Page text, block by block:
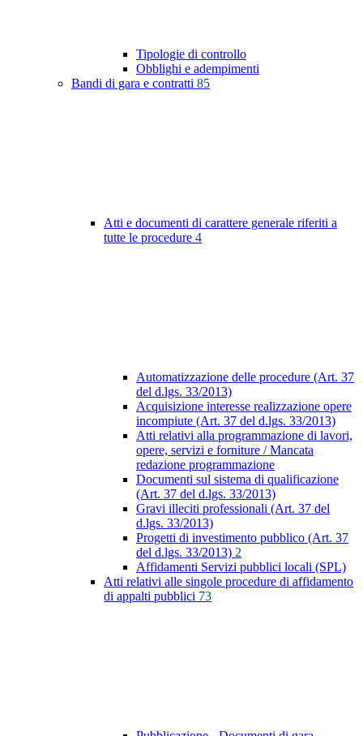
Tipologie di controllo
Obblighi e adempimenti
Bandi di gara e contratti 85
Atti e documenti di carattere generale riferiti a
tutte le procedure 4
Automatizzazione delle procedure (Art. 37
del d.lgs. 33/2013)
Acquisizione interesse realizzazione opere
incompiute (Art. 37 del d.lgs. 33/2013)
Atti relativi alla programmazione di lavori,
opere, servizi e forniture / Mancata
redazione programmazione
Documenti sul sistema di qualificazione
(Art. 37 del d.lgs. 33/2013)
Gravi illeciti professionali (Art. 37 del
d.lgs. 33/2013)
Progetti di investimento pubblico (Art. 37
del d.lgs. 33/2013) 2
Affidamenti Servizi pubblici locali (SPL)
Atti relativi alle singole procedure di affidamento
di appalti pubblici 73